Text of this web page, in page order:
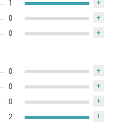
1 +
0 +
0 +
0 +
0 +
0 +
2 +